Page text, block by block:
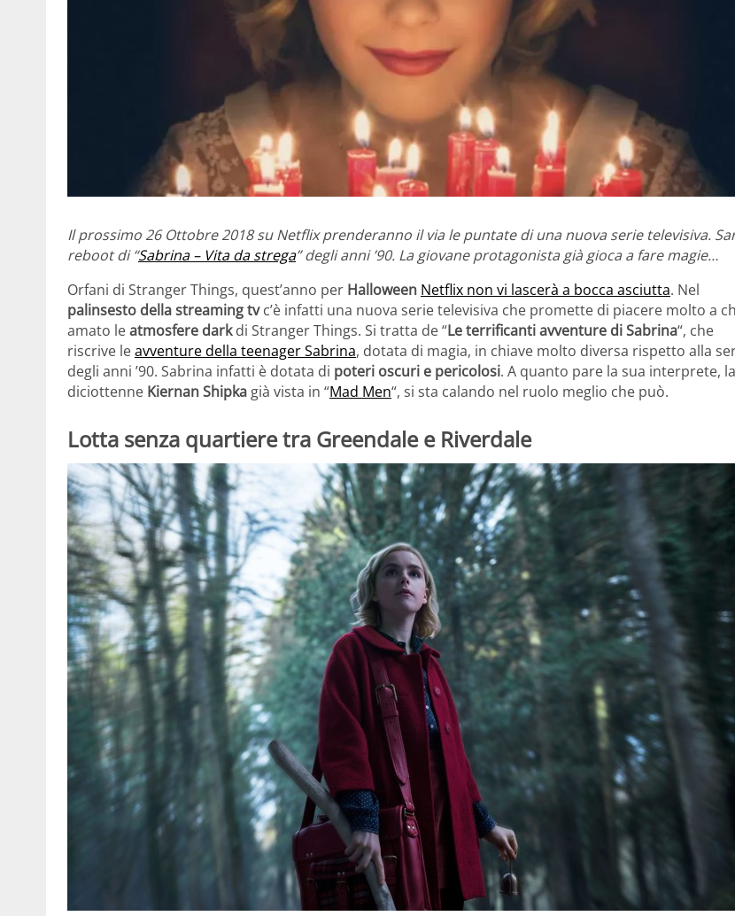
Il prossimo 26 Ottobre 2018 su Netflix prenderanno il via le puntate di una nuova serie televisiva.
reboot di “Sabrina – Vita da strega” degli anni ’90. La giovane protagonista già gioca a fare magie…
Orfani di Stranger Things, quest’anno per Halloween Netflix non vi lascerà a bocca asciutta. Nel
palinsesto della streaming tvc’è infatti una nuova serie televisiva che promette di piacere molto a
amato leatmosfere darkdi Stranger Things. Si tratta de “Le terrificanti avventure di Sabrina“, che
riscrive leavventure della teenager Sabrina, dotata di magia, in chiave molto diversa rispetto alla
degli anni ’90. Sabrina infatti è dotata di poteri oscuri e pericolosi. A quanto pare la sua interprete, la
diciottenne Kiernan Shipkagià vista in “Mad Men“, si sta calando nel ruolo meglio che può.
Lotta senza quartiere tra Greendale e Riverdale